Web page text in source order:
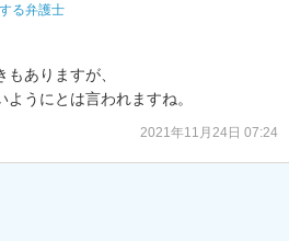
る弁護士
ありますが、
うにとは言われますね。
2021年11月24日 07:24